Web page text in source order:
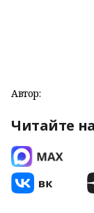
Автор:
Читайте